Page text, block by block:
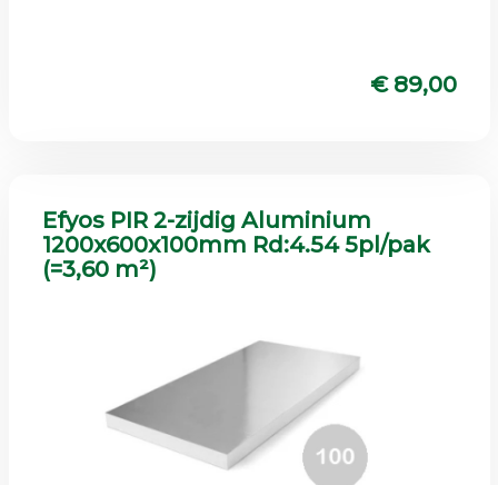
€ 89,00
Efyos PIR 2-zijdig Aluminium
1200x600x100mm Rd:4.54 5pl/pak
(=3,60 m²)